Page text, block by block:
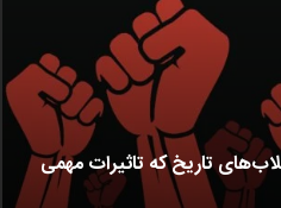
تاریخ که تاثیرات مهمی